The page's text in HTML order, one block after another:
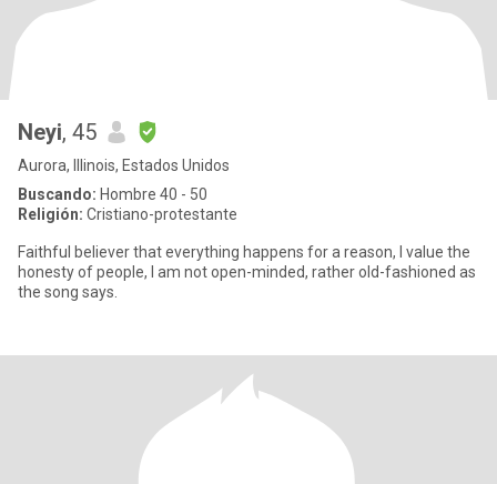
Neyi, 45
Aurora, Illinois, Estados Unidos
Buscando: Hombre 40 - 50
Religión: Cristiano-protestante
Faithful believer that everything happens for a reason, I value the
honesty of people, I am not open-minded, rather old-fashioned as
the song says.